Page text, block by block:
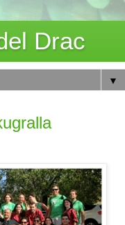
Drac
▼